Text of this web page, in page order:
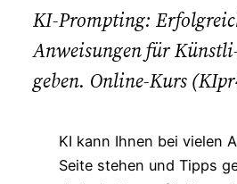
KI-Prompting:
Anweisungen für
geben. Online-Kurs
KI kann Ihnen bei vielen
Seite stehen und Tipps